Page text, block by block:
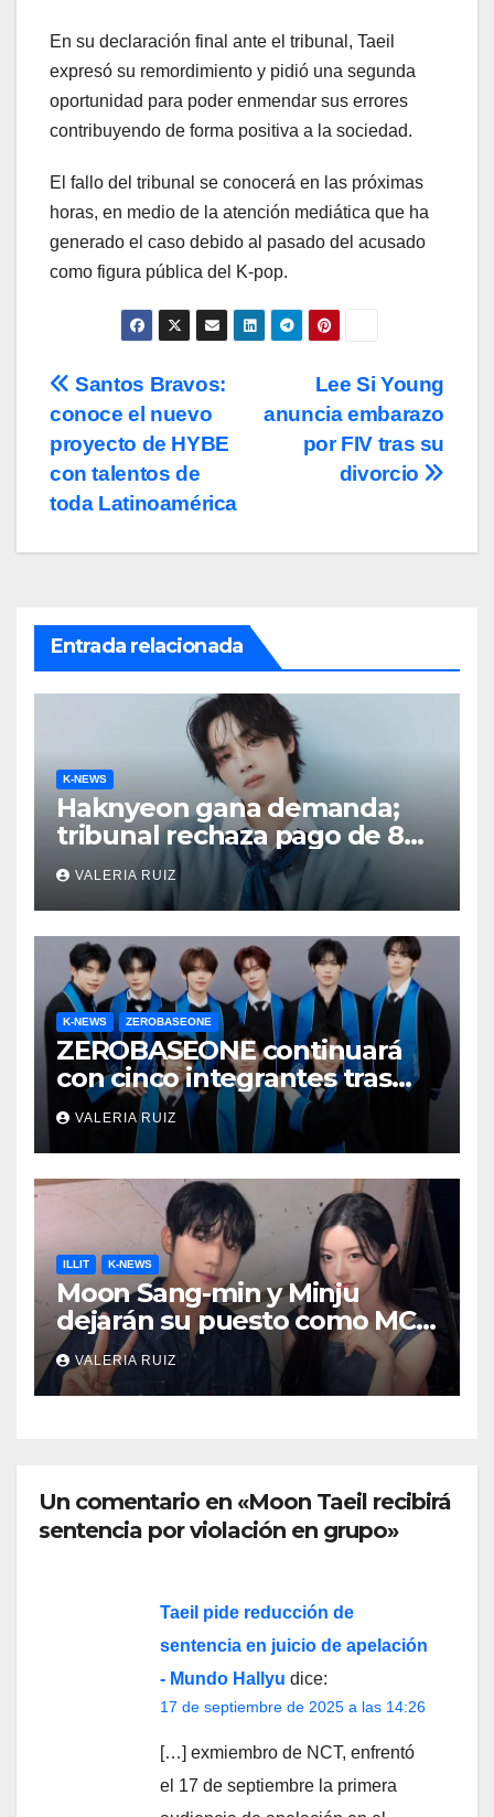
En su declaración final ante el tribunal, Taeil
expresó su remordimiento y pidió una segunda
oportunidad para poder enmendar sus errores
contribuyendo de forma positiva a la sociedad.
El fallo del tribunal se conocerá en las próximas
horas, en medio de la atención mediática que ha
generado el caso debido al pasado del acusado
como figura pública del K-pop.
Navegación
de
entradas
Lee Si Young
anuncia embarazo
por FIV tras su
divorcio
Santos Bravos:
conoce el nuevo
proyecto de HYBE
con talentos de
toda Latinoamérica
Entrada relacionada
K-NEWS
Haknyeon gana demanda;
tribunal rechaza pago de 8
mil millones de wones
VALERIA RUIZ
K-NEWS ZEROBASEONE
ZEROBASEONE continuará
con cinco integrantes tras
salida de miembros de YH
Entertainment
VALERIA RUIZ
ILLIT K-NEWS
Moon Sang-min y Minju
dejarán su puesto como MCs
de Music Bank
VALERIA RUIZ
Un comentario en «Moon Taeil recibirá
sentencia por violación en grupo»
Taeil pide reducción de
sentencia en juicio de apelación
- Mundo Hallyu dice:
17 de septiembre de 2025 a las 14:26
[…] exmiembro de NCT, enfrentó
el 17 de septiembre la primera